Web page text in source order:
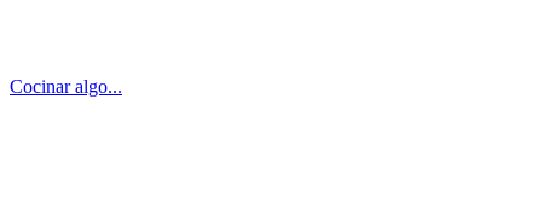
Cocinar algo...